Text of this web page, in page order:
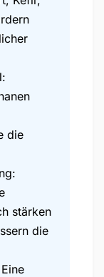
die
stärken
die